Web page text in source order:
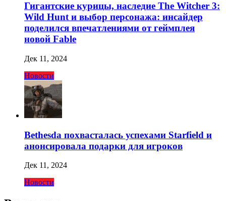
Гигантские курицы, наследие The Witcher 3:
Wild Hunt и выбор персонажа: инсайдер
поделился впечатлениями от геймплея
новой Fable
Дек 11, 2024
Новости
Bethesda похвасталась успехами Starfield и
анонсировала подарки для игроков
Дек 11, 2024
Новости